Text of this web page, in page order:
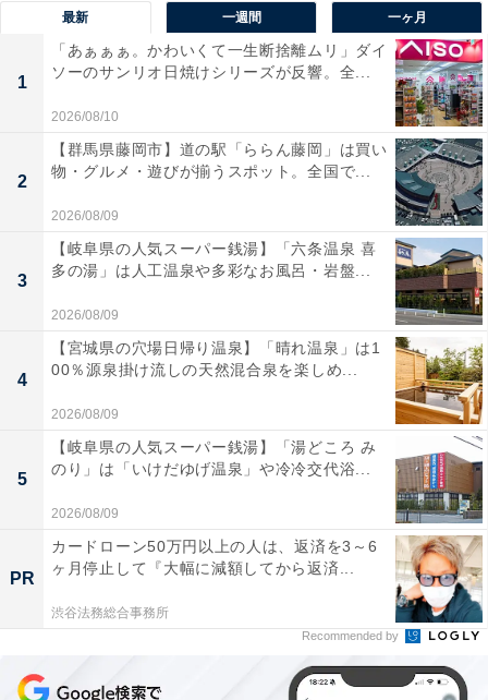
最新 一週間 一ヶ月
1
「あぁぁぁ。かわいくて一生断捨離ムリ」ダイ
ソーのサンリオ日焼けシリーズが反響。全...
2026/08/10
2
【群馬県藤岡市】道の駅「ららん藤岡」は買い
物・グルメ・遊びが揃うスポット。全国で...
2026/08/09
3
【岐阜県の人気スーパー銭湯】「六条温泉 喜
多の湯」は人工温泉や多彩なお風呂・岩盤...
2026/08/09
4
【宮城県の穴場日帰り温泉】「晴れ温泉」は1
00％源泉掛け流しの天然混合泉を楽しめ...
2026/08/09
5
【岐阜県の人気スーパー銭湯】「湯どころ み
のり」は「いけだゆげ温泉」や冷冷交代浴...
2026/08/09
PR
カードローン50万円以上の人は、返済を3～6
ヶ月停止して『大幅に減額してから返済...
渋谷法務総合事務所
Recommended by